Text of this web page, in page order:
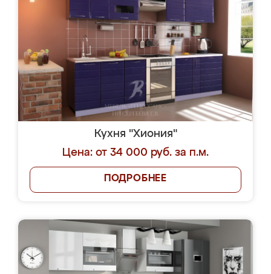
Кухня "Хиония"
Цена: от 34 000 руб. за п.м.
ПОДРОБНЕЕ